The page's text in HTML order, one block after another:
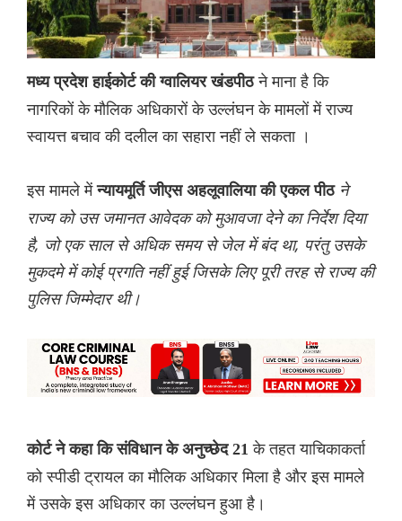
मध्य प्रदेश हाईकोर्ट की ग्वालियर खंडपीठने माना है कि
नागरिकों के मौलिक अधिकारों के उल्लंघन के मामलों में राज्य
स्वायत्त बचाव की दलील का सहारा नहीं ले सकता ।
इस मामले मेंन्यायमूर्ति जीएस अहलूवालिया की एकल पीठ ने
राज्य को उस जमानत आवेदक को मुआवजा देने का निर्देश दिया
है, जो एक साल से अधिक समय से जेल में बंद था, परंतु उसके
मुकदमे में कोई प्रगति नहीं हुई जिसके लिए पूरी तरह से राज्य की
पुलिस जिम्मेदार थी।
कोर्ट ने कहा कि संविधान के अनुच्छेद 21के तहत याचिकाकर्ता
को स्पीडी ट्रायल का मौलिक अधिकार मिला है और इस मामले
में उसके इस अधिकार का उल्लंघन हुआ है।